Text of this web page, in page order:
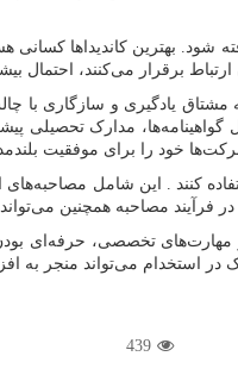
بهترین کاندیداها
می‌کنند، احتمال
یادگیری و سازگاری با
گواهینامه‌ها، مدارک
خود را برای موفقیت
کنند . این شامل مصاحبه‌های
مصاحبه همچنین می‌تواند
تخصصی، حرفه‌ای
در استخدام می‌تواند منجر
439